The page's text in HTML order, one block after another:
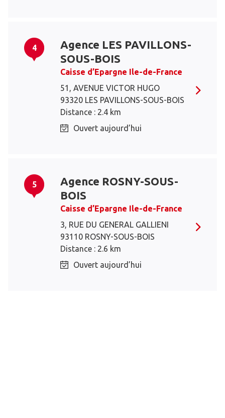
4
Agence LES PAVILLONS-
SOUS-BOIS
Caisse d’Epargne Ile-de-France
51, AVENUE VICTOR HUGO
93320 LES PAVILLONS-SOUS-BOIS
Distance : 2.4 km
Ouvert aujourd’hui
5
Agence ROSNY-SOUS-
BOIS
Caisse d’Epargne Ile-de-France
3, RUE DU GENERAL GALLIENI
93110 ROSNY-SOUS-BOIS
Distance : 2.6 km
Ouvert aujourd’hui